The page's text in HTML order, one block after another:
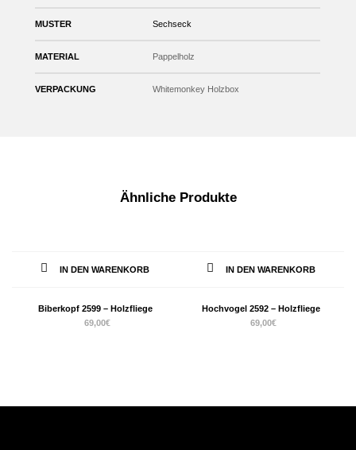
MUSTER Sechseck
MATERIAL Pappelholz
VERPACKUNG Whitemonkey Holzbox
Ähnliche Produkte
IN DEN WARENKORB
Biberkopf 2599 – Holzfliege
69,00€
IN DEN WARENKORB
Hochvogel 2592 – Holzfliege
69,00€